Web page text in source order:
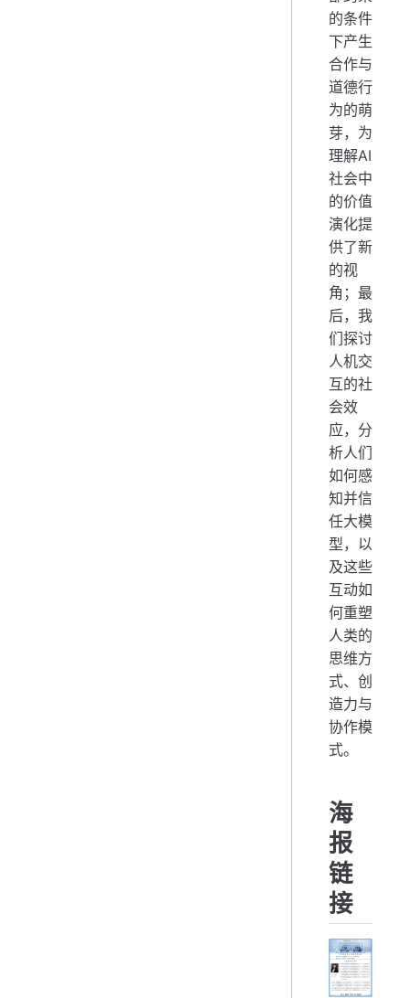
的条件
下产生
合作与
道德行
为的萌
芽，为
理解AI
社会中
的价值
演化提
供了新
的视
角；最
后，我
们探讨
人机交
互的社
会效
应，分
析人们
如何感
知并信
任大模
型，以
及这些
互动如
何重塑
人类的
思维方
式、创
造力与
协作模
式。
海
报
链
接